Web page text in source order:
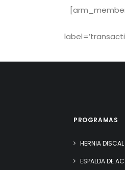
PROGRAMAS
HERNIA
ESPALDA DE